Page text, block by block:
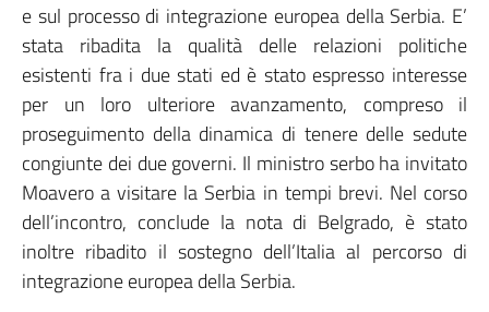
e sul processo di integrazione europea della Serbia. E’
stata ribadita la qualità delle relazioni politiche
esistenti fra i due stati ed è stato espresso interesse
per un loro ulteriore avanzamento, compreso il
proseguimento della dinamica di tenere delle sedute
congiunte dei due governi. Il ministro serbo ha invitato
Moavero a visitare la Serbia in tempi brevi. Nel corso
dell’incontro, conclude la nota di Belgrado, è stato
inoltre ribadito il sostegno dell’Italia al percorso di
integrazione europea della Serbia.